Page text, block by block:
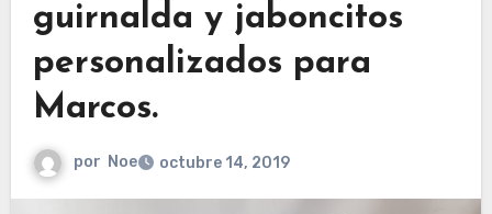
guirnalda y jaboncitos
personalizados para
Marcos.
por Noe octubre 14, 2019